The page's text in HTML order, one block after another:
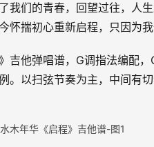
我们的青春，回望过往，人
怀揣初心重新启程，只因为我
》吉他弹唱谱，G调指法编配
。以扫弦节奏为主，中间有
水木年华《启程》吉他谱-图1